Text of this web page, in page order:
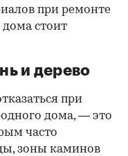
при ремонте
дома стоит
и дерево
при
дома, — это
часто
зоны каминов